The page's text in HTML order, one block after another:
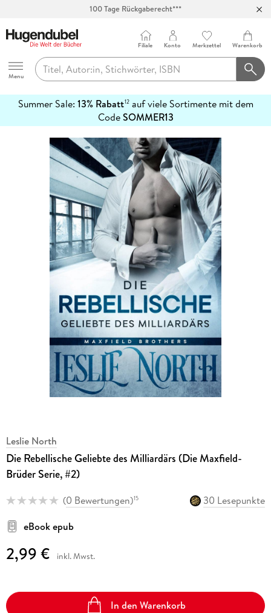
Abholung in über 100 Filialen
Hugendubel
Menu
Filiale Konto Merkzettel Warenkorb
Summer Sale: 13% Rabatt12auf viele Sortimente mit dem
CodeSOMMER13
erfahren
Leslie North
Die Rebellische Geliebte des Milliardärs (Die Maxfield-
Brüder Serie, #2)
(0 Bewertungen)15
30 Lesepunkte
eBook epub
2,99 € inkl. Mwst.
In den Warenkorb